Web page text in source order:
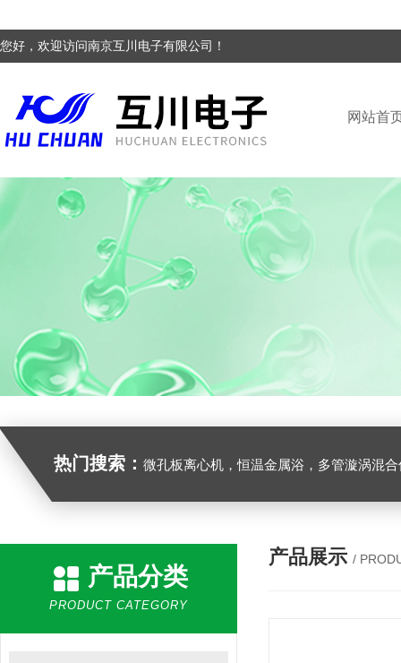
您好，欢迎访问南京互川电子有限公司！
网站首
热门搜索： 微孔板离心机，恒温金属浴，多管漩涡混合仪，梅毒旋转仪,红外线灭菌器，微孔板恒温振荡器，恒温混匀仪，水平摇床，牛奶抗生素恒
产品分类
PRODUCT CATEGORY
产品展示 /